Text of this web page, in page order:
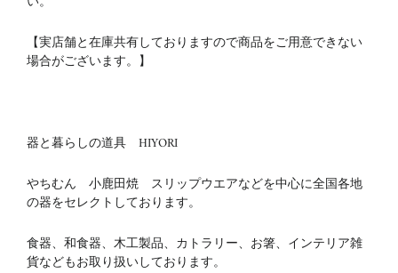
【実店舗と在庫共有しておりますので商品をご用意できない
場合がございます。】
器と暮らしの道具 HIYORI
やちむん 小鹿田焼 スリップウエアなどを中心に全国各地
の器をセレクトしております。
食器、和食器、木工製品、カトラリー、お箸、インテリア雑
貨などもお取り扱いしております。